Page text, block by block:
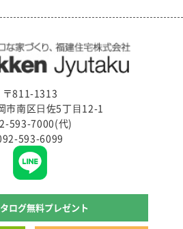
〒811-1313
市南区⽇佐5丁⽬12-1
593-7000(代)
593-6099
ログ無料プレゼント